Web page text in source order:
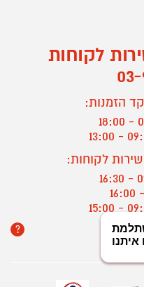
לקוחות
03-
הזמנות:
09:00
לקוחות:
? הזמנה